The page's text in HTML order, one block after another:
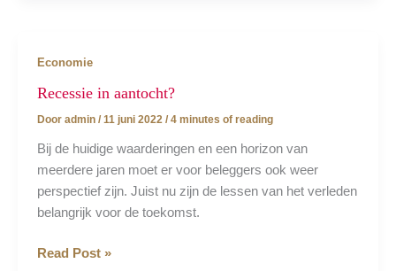
in
buy
later
Economie
Recessie in aantocht?
Door admin / 11 juni 2022 / 4 minutes of reading
Bij de huidige waarderingen en een horizon van
meerdere jaren moet er voor beleggers ook weer
perspectief zijn. Juist nu zijn de lessen van het verleden
belangrijk voor de toekomst.
Recessie
Read Post »